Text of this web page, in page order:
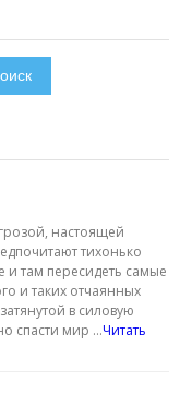
настоящей
тихонько
и там пересидеть самые
и таких отчаянных
в силовую
спасти мир …Читать